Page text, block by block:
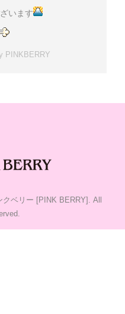
います
PINKBERRY
ベリー [PINK BERRY] . All